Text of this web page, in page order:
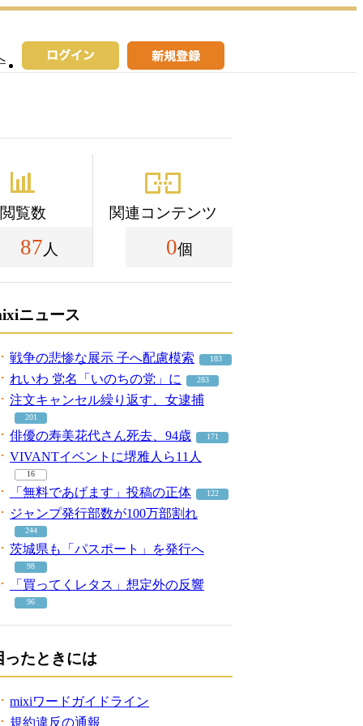
閲覧数
87 人
関連コンテンツ
0個
ニュース
戦争の悲惨な展示 子へ配慮模索 183
れいわ 党名「いのちの党」に 283
注文キャンセル繰り返す、女逮捕
201
俳優の寿美花代さん死去、94歳 171
VIVANTイベントに堺雅人ら11人
16
「無料であげます」投稿の正体 122
ジャンプ発行部数が100万部割れ
244
茨城県も「パスポート」を発行へ
98
「買ってくレタス」想定外の反響
96
ったときには
mixiワードガイドライン
規約違反の通報